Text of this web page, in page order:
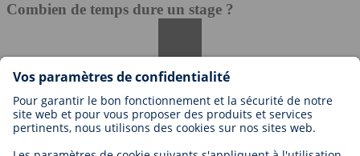
Combien de temps dure un stage ?